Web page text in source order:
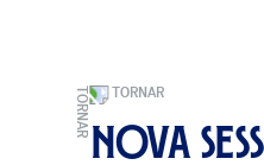
TORNAR
Nova